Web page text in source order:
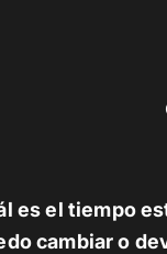
es el tiempo
cambiar o